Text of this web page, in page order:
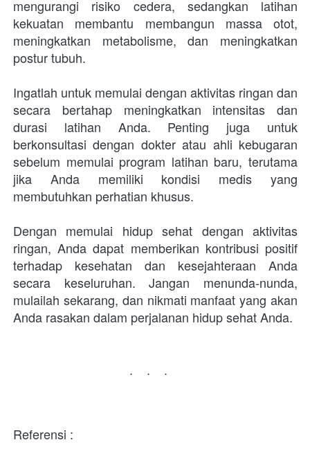
mengurangi risiko cedera, sedangkan latihan
kekuatan membantu membangun massa otot,
meningkatkan metabolisme, dan meningkatkan
postur tubuh.
Ingatlah untuk memulai dengan aktivitas ringan dan
secara bertahap meningkatkan intensitas dan
durasi latihan Anda. Penting juga untuk
berkonsultasi dengan dokter atau ahli kebugaran
sebelum memulai program latihan baru, terutama
jika Anda memiliki kondisi medis yang
membutuhkan perhatian khusus.
Dengan memulai hidup sehat dengan aktivitas
ringan, Anda dapat memberikan kontribusi positif
terhadap kesehatan dan kesejahteraan Anda
secara keseluruhan. Jangan menunda-nunda,
mulailah sekarang, dan nikmati manfaat yang akan
Anda rasakan dalam perjalanan hidup sehat Anda.
...
Referensi :